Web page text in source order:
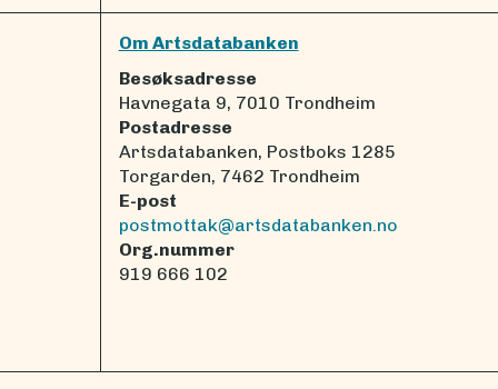
Om Artsdatabanken
Besøksadresse
Havnegata 9, 7010 Trondheim
Postadresse
Artsdatabanken, Postboks 1285
Torgarden, 7462 Trondheim
E-post
postmottak@artsdatabanken.no
Org.nummer
919 666 102